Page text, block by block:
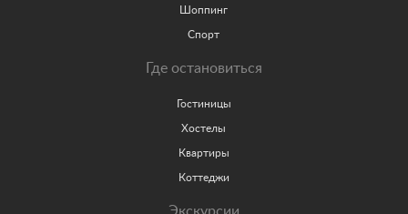
Шоппинг
Спорт
Где остановиться
Гостиницы
Хостелы
Квартиры
Коттеджи
Экскурсии